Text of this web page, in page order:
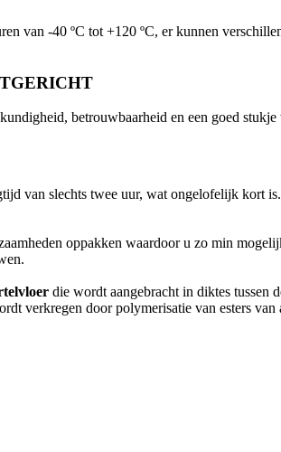
van -40 ºC tot +120 ºC, er kunnen
betrouwbaarheid en een goed stukje
van slechts twee uur, wat ongelofelijk kort
oppakken waardoor u zo min
die wordt aangebracht in diktes tussen
verkregen door polymerisatie van esters